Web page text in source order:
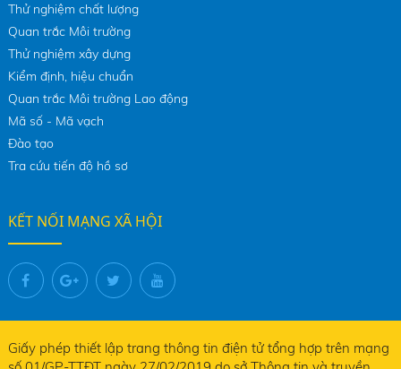
Thử nghiệm chất lượng
Quan trắc Môi trường
Thử nghiệm xây dựng
Kiểm định, hiệu chuẩn
Quan trắc Môi trường Lao động
Mã số - Mã vạch
Đào tạo
Tra cứu tiến độ hồ sơ
KẾT NỐI MẠNG XÃ HỘI
Giấy phép thiết lập trang thông tin điện tử tổng hợp trên mạng